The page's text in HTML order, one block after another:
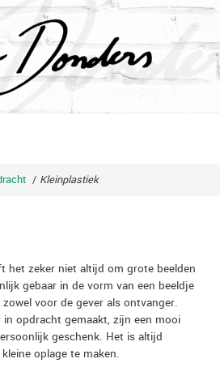
/ Kleinplastiek
het zeker niet altijd om grote beelden
gebaar in de vorm van een beeldje
voor de gever als ontvanger.
in opdracht gemaakt, zijn een mooi
geschenk. Het is altijd
oplage te maken.